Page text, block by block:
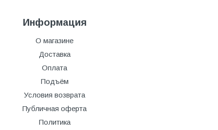
Информация
О магазине
Доставка
Оплата
Подъём
Условия возврата
Публичная оферта
Политика